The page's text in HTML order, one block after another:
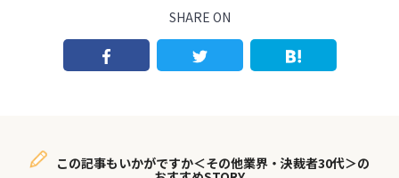
SHARE ON
この記事もいかがですか＜その他業界・決裁者30代＞の